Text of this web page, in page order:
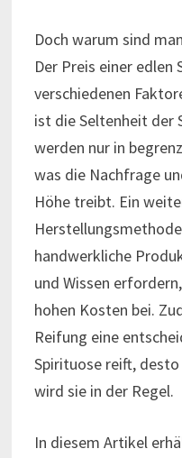
Doch warum sind
Der Preis einer edlen
verschiedenen
ist die Seltenheit der
werden nur in
was die Nachfrage
Höhe treibt. Ein
handwerkliche
und Wissen
hohen Kosten bei.
Reifung eine
Spirituose reift,
wird sie in der Regel.
In diesem Artikel